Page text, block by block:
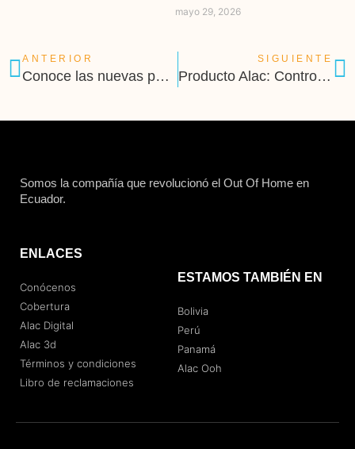
mayo 29, 2026
ANTERIOR
Conoce las nuevas pantallas digitales de Alac OohEcuador
SIGUIENTE
Producto Alac: Control TOohtal
Somos la compañía que revolucionó el Out Of Home en
Ecuador.
ENLACES
Conócenos
Cobertura
Alac Digital
Alac 3d
Términos y condiciones
Libro de reclamaciones
ESTAMOS TAMBIÉN EN
Bolivia
Perú
Panamá
Alac Ooh